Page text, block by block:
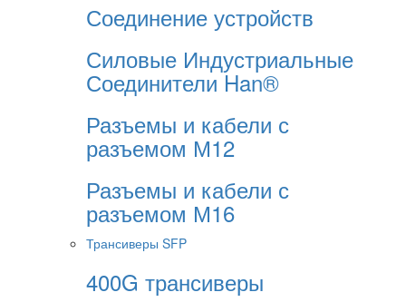
Соединение устройств
Силовые Индустриальные
Соединители Han®
Разъемы и кабели с
разъемом М12
Разъемы и кабели с
разъемом М16
Трансиверы SFP
400G трансиверы